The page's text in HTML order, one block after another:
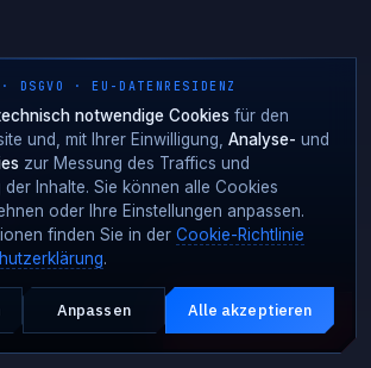
Schutz
Aktiver Angriff?
DSGVO · EU-DATENRESIDENZ
notwendige Cookies für den
und, mit Ihrer Einwilligung, Analyse- und
zur Messung des Traffics und
der Inhalte. Sie können alle Cookies
oder Ihre Einstellungen anpassen.
finden Sie in der Cookie-Richtlinie
.
Anpassen Alle akzeptieren